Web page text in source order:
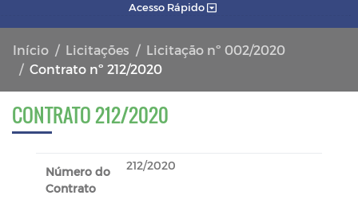
Acesso Rápido
Início Licitações
Licitação nº 002/2020
Contrato nº 212/2020
CONTRATO 212/2020
Número do
Contrato
212/2020